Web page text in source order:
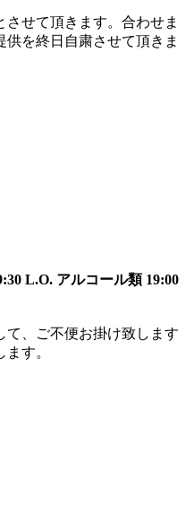
せて頂きます。合わせま
を終日自粛させて頂きま
L.O. アルコール類 19:00
て、ご不便お掛け致します
す。